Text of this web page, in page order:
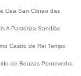
Cea San Cibrao das
A Pastoriza Sandiás
Castro de Rei Tempo
de Bouzas Pontevedra